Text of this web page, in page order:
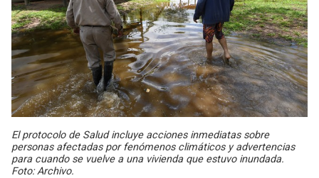
El protocolo de Salud incluye acciones inmediatas sobre
personas afectadas por fenómenos climáticos y advertencias
para cuando se vuelve a una vivienda que estuvo inundada.
Foto: Archivo.